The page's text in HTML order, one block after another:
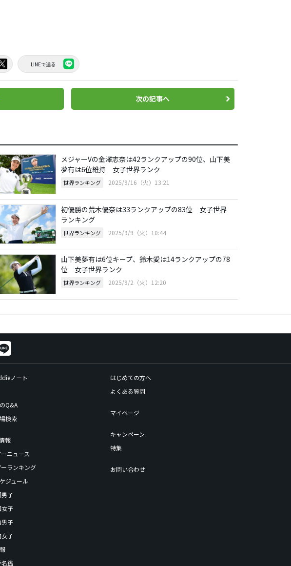
LINEで送る
次の記事へ
メジャーVの金澤志奈は42ランクアップの90位、山下美
夢有は6位維持 女子世界ランク
世界ランキング 2025/9/16（火）13:21
初優勝の荒木優奈は33ランクアップの83位 女子世界
ランキング
世界ランキング 2025/9/9（火）10:44
山下美夢有は6位キープ、鈴木愛は14ランクアップの78
位 女子世界ランク
世界ランキング 2025/9/2（火）12:20
ノート
Q&A
検索
報
ニュース
ーランキング
ジュール
男子
女子
男子
女子
名鑑
はじめての方へ
よくある質問
マイページ
キャンペーン
特集
お問い合わせ